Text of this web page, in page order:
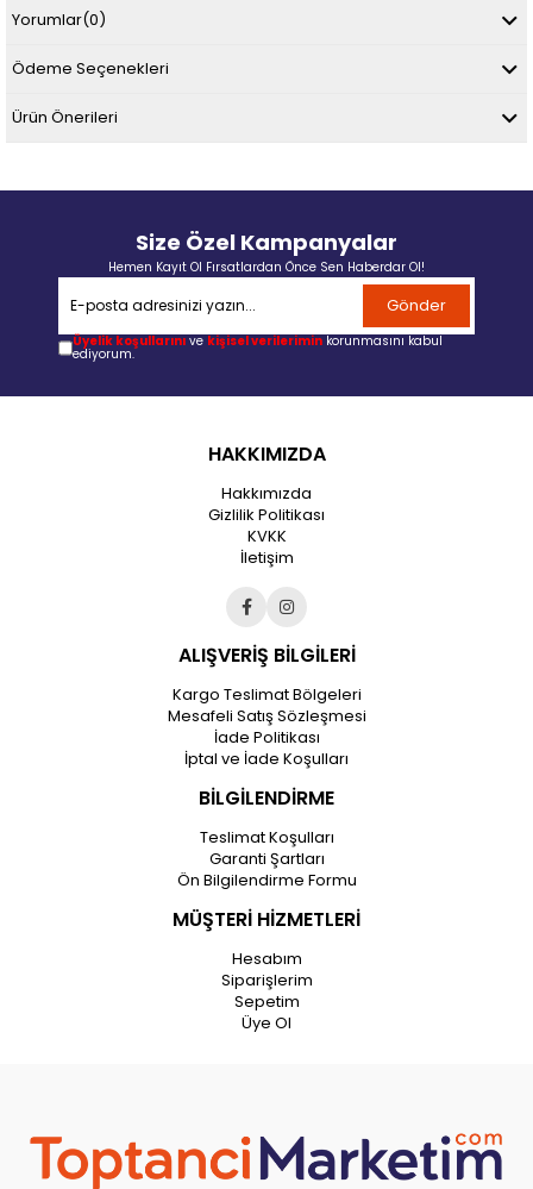
Yorumlar(0)
Ödeme Seçenekleri
Ürün Önerileri
Size Özel Kampanyalar
Hemen Kayıt Ol Fırsatlardan Önce Sen Haberdar Ol!
Gönder
Üyelik koşullarını ve kişisel verilerimin korunmasını kabul
ediyorum.
HAKKIMIZDA
Hakkımızda
Gizlilik Politikası
KVKK
İletişim
ALIŞVERİŞ BİLGİLERİ
Kargo Teslimat Bölgeleri
Mesafeli Satış Sözleşmesi
İade Politikası
İptal ve İade Koşulları
BİLGİLENDİRME
Teslimat Koşulları
Garanti Şartları
Ön Bilgilendirme Formu
MÜŞTERİ HİZMETLERİ
Hesabım
Siparişlerim
Sepetim
Üye Ol